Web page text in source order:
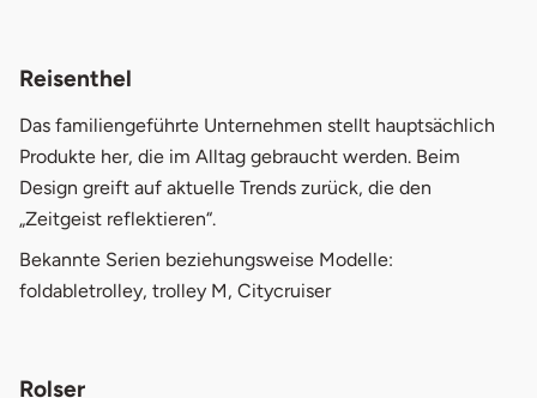
Reisenthel
Das familiengeführte Unternehmen stellt hauptsächlich
Produkte her, die im Alltag gebraucht werden. Beim
Design greift auf aktuelle Trends zurück, die den
„Zeitgeist reflektieren“.
Bekannte Serien beziehungsweise Modelle:
foldabletrolley, trolley M, Citycruiser
Rolser